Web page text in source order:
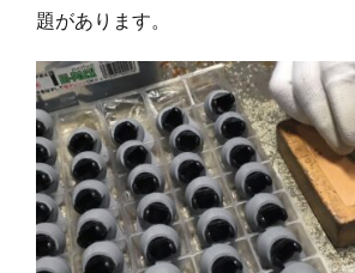
題があります。